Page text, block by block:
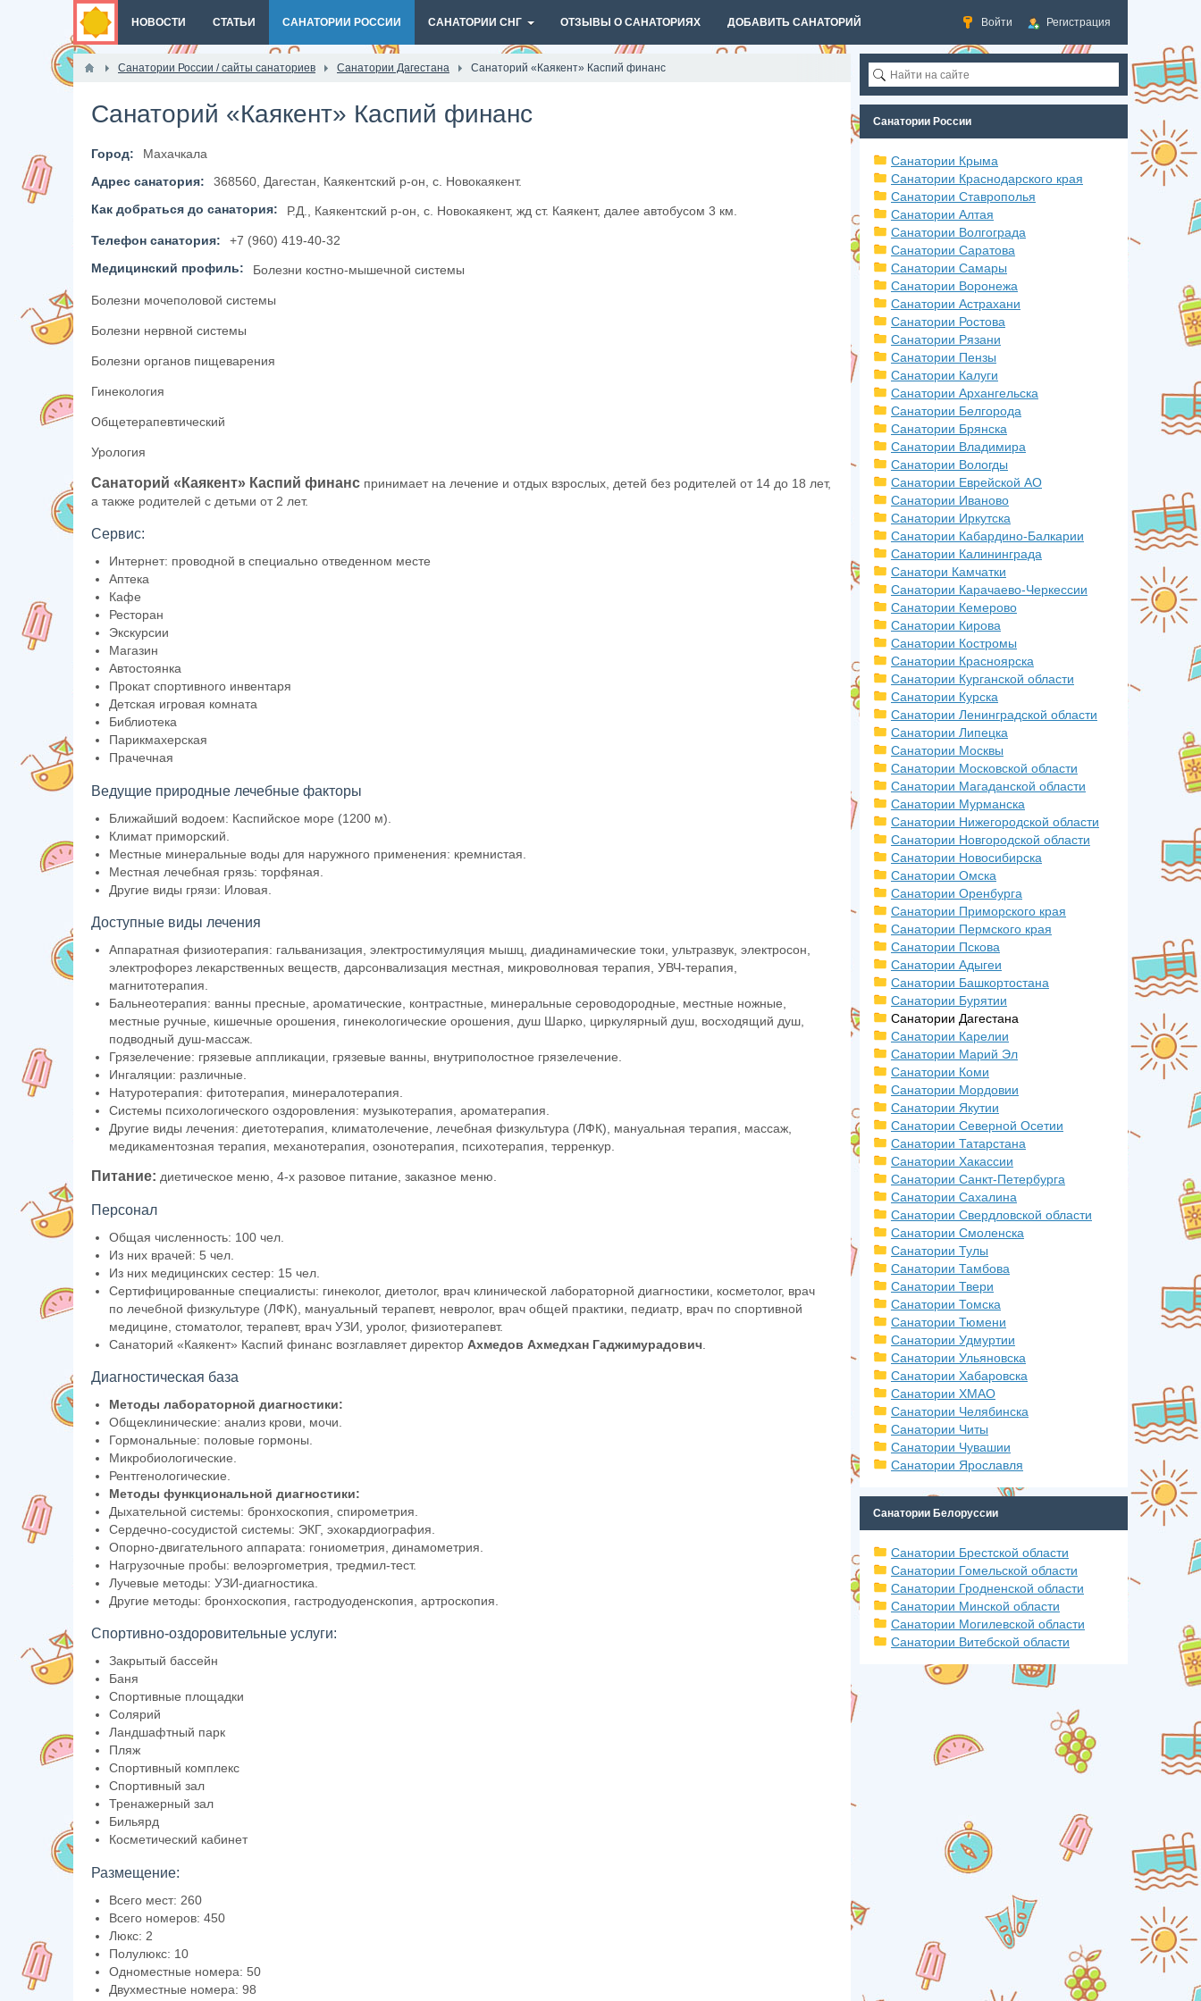
Войти Регистрация
НОВОСТИ СТАТЬИ САНАТОРИИ РОССИИ САНАТОРИИ СНГ ОТЗЫВЫ О САНАТОРИЯХ ДОБАВИТЬ САНАТОРИЙ
Санатории России / сайты санаториев Санатории Дагестана Санаторий «Каякент» Каспий финанс
Санаторий «Каякент» Каспий финанс
Город:
Махачкала
Адрес санатория:
368560, Дагестан, Каякентский р-он, с. Новокаякент.
Как добраться до санатория:
Р.Д., Каякентский р-он, с. Новокаякент, жд ст. Каякент, далее автобусом 3 км.
Телефон санатория:
+7 (960) 419-40-32
Медицинский профиль:
Болезни костно-мышечной системы
Болезни мочеполовой системы
Болезни нервной системы
Болезни органов пищеварения
Гинекология
Общетерапевтический
Урология
Санаторий «Каякент» Каспий финанс принимает на лечение и отдых взрослых, детей без родителей от 14 до 18 лет,
а также родителей с детьми от 2 лет.
Сервис:
Интернет: проводной в специально отведенном месте
Аптека
Кафе
Ресторан
Экскурсии
Магазин
Автостоянка
Прокат спортивного инвентаря
Детская игровая комната
Библиотека
Парикмахерская
Прачечная
Ведущие природные лечебные факторы
Ближайший водоем: Каспийское море (1200 м).
Климат приморский.
Местные минеральные воды для наружного применения: кремнистая.
Местная лечебная грязь: торфяная.
Другие виды грязи: Иловая.
Доступные виды лечения
Аппаратная физиотерапия: гальванизация, электростимуляция мышц, диадинамические токи, ультразвук, электросон,
электрофорез лекарственных веществ, дарсонвализация местная, микроволновая терапия, УВЧ-терапия,
магнитотерапия.
Бальнеотерапия: ванны пресные, ароматические, контрастные, минеральные сероводородные, местные ножные,
местные ручные, кишечные орошения, гинекологические орошения, душ Шарко, циркулярный душ, восходящий душ,
подводный душ-массаж.
Грязелечение: грязевые аппликации, грязевые ванны, внутриполостное грязелечение.
Ингаляции: различные.
Натуротерапия: фитотерапия, минералотерапия.
Системы психологического оздоровления: музыкотерапия, ароматерапия.
Другие виды лечения: диетотерапия, климатолечение, лечебная физкультура (ЛФК), мануальная терапия, массаж,
медикаментозная терапия, механотерапия, озонотерапия, психотерапия, терренкур.
Питание: диетическое меню, 4-х разовое питание, заказное меню.
Персонал
Общая численность: 100 чел.
Из них врачей: 5 чел.
Из них медицинских сестер: 15 чел.
Сертифицированные специалисты: гинеколог, диетолог, врач клинической лабораторной диагностики, косметолог, врач
по лечебной физкультуре (ЛФК), мануальный терапевт, невролог, врач общей практики, педиатр, врач по спортивной
медицине, стоматолог, терапевт, врач УЗИ, уролог, физиотерапевт.
Санаторий «Каякент» Каспий финанс возглавляет директор Ахмедов Ахмедхан Гаджимурадович
Диагностическая база
Методы лабораторной диагностики:
Общеклинические: анализ крови, мочи.
Гормональные: половые гормоны.
Микробиологические.
Рентгенологические.
Методы функциональной диагностики:
Дыхательной системы: бронхоскопия, спирометрия.
Сердечно-сосудистой системы: ЭКГ, эхокардиография.
Опорно-двигательного аппарата: гониометрия, динамометрия.
Нагрузочные пробы: велоэргометрия, тредмил-тест.
Лучевые методы: УЗИ-диагностика.
Другие методы: бронхоскопия, гастродуоденскопия, артроскопия.
Спортивно-оздоровительные услуги:
Закрытый бассейн
Баня
Спортивные площадки
Солярий
Ландшафтный парк
Пляж
Спортивный комплекс
Спортивный зал
Тренажерный зал
Бильярд
Косметический кабинет
Размещение:
Всего мест: 260
Всего номеров: 450
Люкс: 2
Полулюкс: 10
Одноместные номера: 50
Двухместные номера: 98
Санатории России
Санатории Крыма
Санатории Краснодарского края
Санатории Ставрополья
Санатории Алтая
Санатории Волгограда
Санатории Саратова
Санатории Самары
Санатории Воронежа
Санатории Астрахани
Санатории Ростова
Санатории Рязани
Санатории Пензы
Санатории Калуги
Санатории Архангельска
Санатории Белгорода
Санатории Брянска
Санатории Владимира
Санатории Вологды
Санатории Еврейской АО
Санатории Иваново
Санатории Иркутска
Санатории Кабардино-Балкарии
Санатории Калининграда
Санатори Камчатки
Санатории Карачаево-Черкессии
Санатории Кемерово
Санатории Кирова
Санатории Костромы
Санатории Красноярска
Санатории Курганской области
Санатории Курска
Санатории Ленинградской области
Санатории Липецка
Санатории Москвы
Санатории Московской области
Санатории Магаданской области
Санатории Мурманска
Санатории Нижегородской области
Санатории Новгородской области
Санатории Новосибирска
Санатории Омска
Санатории Оренбурга
Санатории Приморского края
Санатории Пермского края
Санатории Пскова
Санатории Адыгеи
Санатории Башкортостана
Санатории Бурятии
Санатории Дагестана
Санатории Карелии
Санатории Марий Эл
Санатории Коми
Санатории Мордовии
Санатории Якутии
Санатории Северной Осетии
Санатории Татарстана
Санатории Хакассии
Санатории Санкт-Петербурга
Санатории Сахалина
Санатории Свердловской области
Санатории Смоленска
Санатории Тулы
Санатории Тамбова
Санатории Твери
Санатории Томска
Санатории Тюмени
Санатории Удмуртии
Санатории Ульяновска
Санатории Хабаровска
Санатории ХМАО
Санатории Челябинска
Санатории Читы
Санатории Чувашии
Санатории Ярославля
Санатории Белоруссии
Санатории Брестской области
Санатории Гомельской области
Санатории Гродненской области
Санатории Минской области
Санатории Могилевской области
Санатории Витебской области